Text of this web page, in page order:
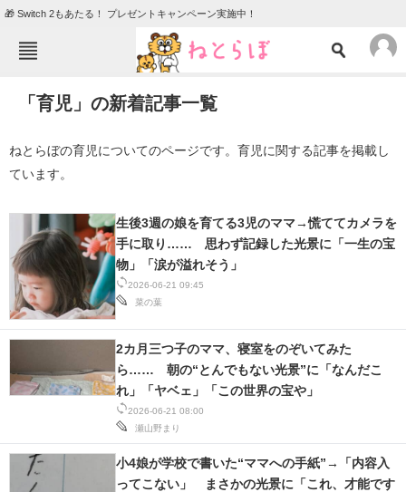
🎁 Switch 2もあたる！ プレゼントキャンペーン実施中！
TOP ニュース
グルメ
住まい
動物 リサーチ
会員記事
メディア
ITの今と未来を見通す
進化するPCとデバイスの未来
「育児」の新着記事一覧
ねとらぼの育児についてのページです。育児に関する記事を掲載し
ています。
2026-06-21 09:45
菜の葉
生後3週の娘を育てる3児のママ→慌ててカメラを
手に取り…… 思わず記録した光景に「一生の宝
物」「涙が溢れそう」
2026-06-21 08:00
瀬山野まり
2カ月三つ子のママ、寝室をのぞいてみた
ら…… 朝の“とんでもない光景”に「なんだこ
れ」「ヤベェ」「この世界の宝や」
小4娘が学校で書いた“ママへの手紙”→「内容入
ってこない」 まさかの光景に「これ、才能です